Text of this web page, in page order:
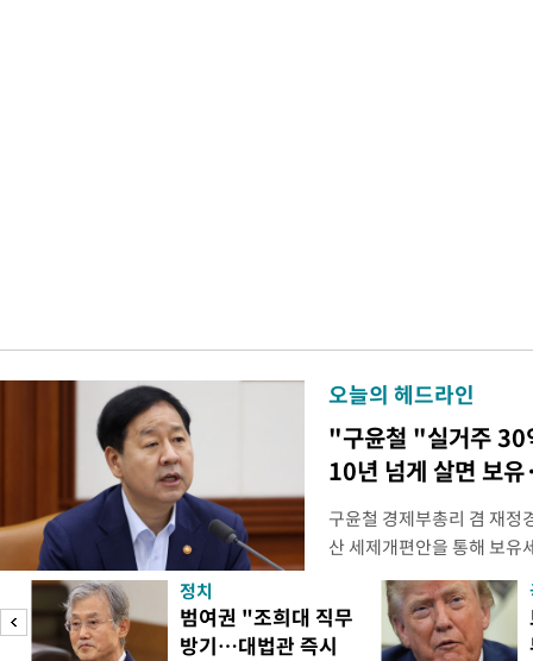
오늘의 헤드라인
"구윤철 "실거주 30
10년 넘게 살면 보
구윤철 경제부총리 겸 재정
산 세제개편안을 통해 보유
지적에 대해 "사는(실거주
어들고 나중에 팔 때 양도
총리는 이날 오전 MBC 라
정치
범여권 "조희대 직무
방기…대법관 즉시